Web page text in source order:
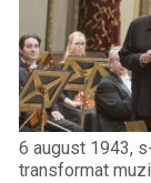
6 august 1943,
transformat